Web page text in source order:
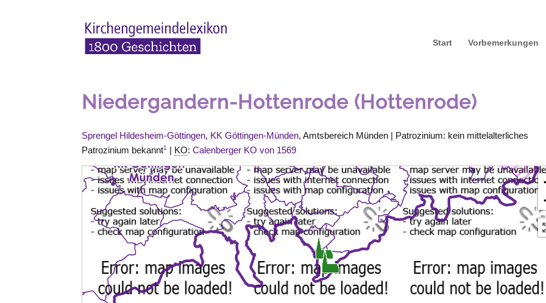
Start Vorbemerkungen
Niedergandern-Hottenrode (Hottenrode)
Sprengel Hildesheim-Göttingen, KK Göttingen-Münden, Amtsbereich Münden | Patrozinium: kein mittelalterliches
Patrozinium bekannt1 | KO:Calenberger KO von 1569